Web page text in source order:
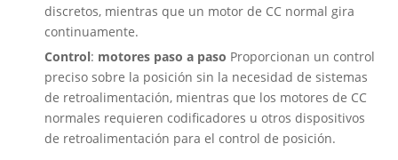
discretos, mientras que un motor de CC normal gira
continuamente.
Control: motores paso a paso Proporcionan un control
preciso sobre la posición sin la necesidad de sistemas
de retroalimentación, mientras que los motores de CC
normales requieren codificadores u otros dispositivos
de retroalimentación para el control de posición.